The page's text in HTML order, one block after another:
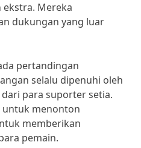
Mereka
dukungan yang luar
pertandingan
selalu dipenuhi oleh
para suporter setia.
untuk menonton
memberikan
pemain.